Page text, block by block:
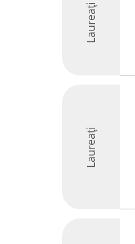
Laureați
Laureați